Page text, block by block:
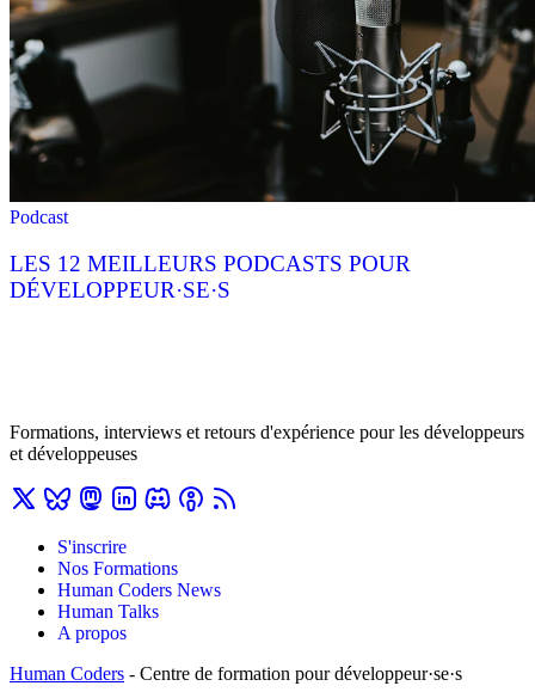
Podcast
LES 12 MEILLEURS PODCASTS POUR
DÉVELOPPEUR·SE·S
Formations, interviews et retours d'expérience pour les développeurs
et développeuses
S'inscrire
Nos Formations
Human Coders News
Human Talks
A propos
Human Coders - Centre de formation pour développeur·se·s